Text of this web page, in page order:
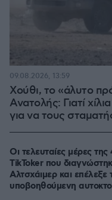
Χούθι, το «άλυτο
Ανατολής: Γιατί
για να τους
09.08.2026, 13:59
Οι τελευταίες μέρες
TikToker που
Αλτσχάιμερ και επέλεξε
υποβοηθούμενη